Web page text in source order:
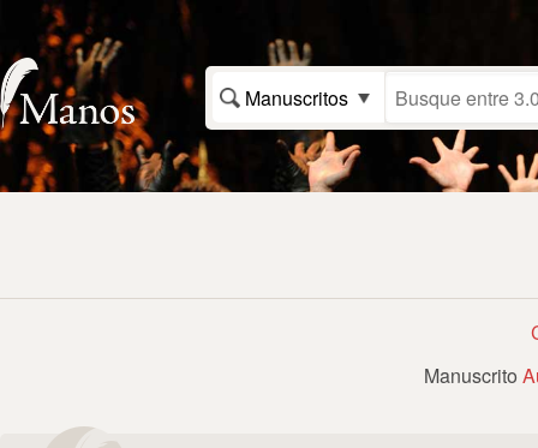
Manuscritos
Manuscrito